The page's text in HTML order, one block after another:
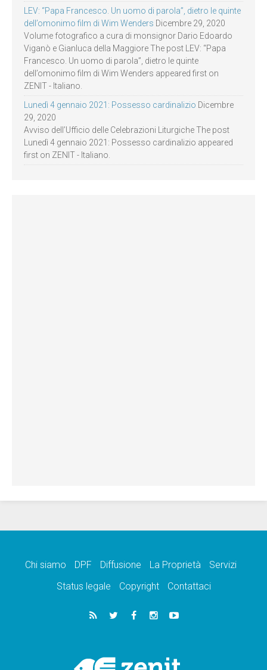
LEV: “Papa Francesco. Un uomo di parola”, dietro le quinte
dell’omonimo film di Wim Wenders Dicembre 29, 2020
Volume fotografico a cura di monsignor Dario Edoardo
Viganò e Gianluca della Maggiore The post LEV: “Papa
Francesco. Un uomo di parola”, dietro le quinte
dell’omonimo film di Wim Wenders appeared first on
ZENIT - Italiano.
Lunedì 4 gennaio 2021: Possesso cardinalizio Dicembre
29, 2020
Avviso dell’Ufficio delle Celebrazioni Liturgiche The post
Lunedì 4 gennaio 2021: Possesso cardinalizio appeared
first on ZENIT - Italiano.
Chi siamo DPF Diffusione La Proprietà
Servizi
Status legale
Copyright Contattaci